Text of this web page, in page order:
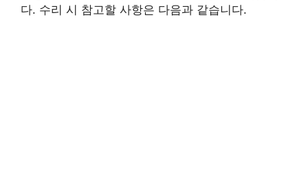
다. 수리 시 참고할 사항은 다음과 같습니다.